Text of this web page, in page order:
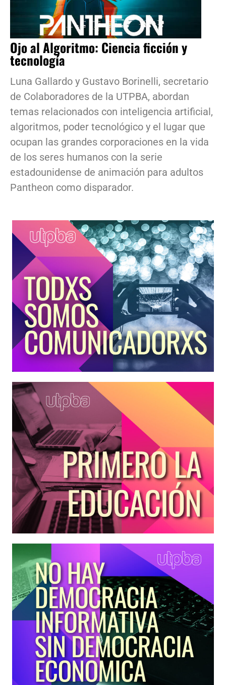
Ojo al Algoritmo: Ciencia ficción y
tecnología
Luna Gallardo y Gustavo Borinelli, secretario
de Colaboradores de la UTPBA, abordan
temas relacionados con inteligencia artificial,
algoritmos, poder tecnológico y el lugar que
ocupan las grandes corporaciones en la vida
de los seres humanos con la serie
estadounidense de animación para adultos
Pantheon como disparador.